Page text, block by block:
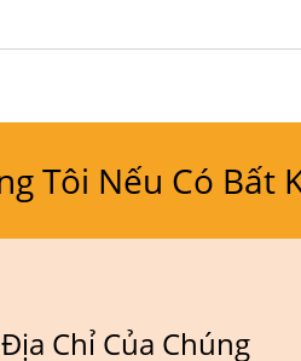
Tôi Nếu Có Bất
Địa Chỉ Của Chúng